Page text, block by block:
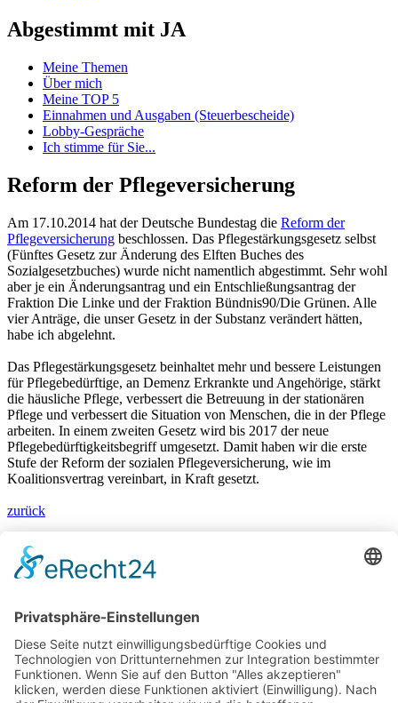
Abgestimmt mit JA
Meine Themen
Über mich
Meine TOP 5
Einnahmen und Ausgaben (Steuerbescheide)
Lobby-Gespräche
Ich stimme für Sie...
Reform der Pflegeversicherung
Am 17.10.2014 hat der Deutsche Bundestag die Reform der
Pflegeversicherung beschlossen. Das Pflegestärkungsgesetz selbst
(Fünftes Gesetz zur Änderung des Elften Buches des
Sozialgesetzbuches) wurde nicht namentlich abgestimmt. Sehr wohl
aber je ein Änderungsantrag und ein Entschließungsantrag der
Fraktion Die Linke und der Fraktion Bündnis90/Die Grünen. Alle
vier Anträge, die unser Gesetz in der Substanz verändert hätten,
habe ich abgelehnt.
Das Pflegestärkungsgesetz beinhaltet mehr und bessere Leistungen
für Pflegebedürftige, an Demenz Erkrankte und Angehörige, stärkt
die häusliche Pflege, verbessert die Betreuung in der stationären
Pflege und verbessert die Situation von Menschen, die in der Pflege
arbeiten. In einem zweiten Gesetz wird bis 2017 der neue
Pflegebedürftigkeitsbegriff umgesetzt. Damit haben wir die erste
Stufe der Reform der sozialen Pflegeversicherung, wie im
Koalitionsvertrag vereinbart, in Kraft gesetzt.
zurück
Bärbel Bas
Mitglied des Deutschen Bundestages
Presse & Downloads